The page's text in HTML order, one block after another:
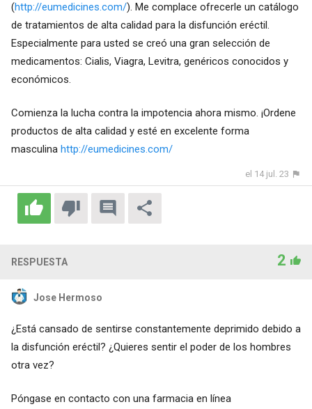
(http://eumedicines.com/). Me complace ofrecerle un catálogo
de tratamientos de alta calidad para la disfunción eréctil.
Especialmente para usted se creó una gran selección de
medicamentos: Cialis, Viagra, Levitra, genéricos conocidos y
económicos.
Comienza la lucha contra la impotencia ahora mismo. ¡Ordene
productos de alta calidad y esté en excelente forma
masculina http://eumedicines.com/
el 14 jul. 23
RESPUESTA 2
Jose Hermoso
¿Está cansado de sentirse constantemente deprimido debido a
la disfunción eréctil? ¿Quieres sentir el poder de los hombres
otra vez?
Póngase en contacto con una farmacia en línea